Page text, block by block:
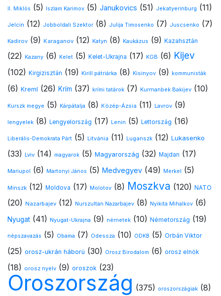
II. Miklós (5) Iszlam Karimov (5) Janukovics (51) Jekatyerinburg (11)
Jelcin (12) Jobboldali Szektor (8) Julija Timosenko (7) Juscsenko (7)
Kadirov (9) Karaganov (12) Katyn (8) Kaukázus (9) Kazahsztán
(22) Kazany (6) Kelet (5) Kelet-Ukrajna (17) KGB (6) Kijev
(102) Kirgizisztán (19) Kirill pátriárka (8) Kisinyov (9) kommunisták
(6) Kreml (26) Krím (37) krími tatárok (7) Kurmanbek Bakijev (10)
Kurszk megye (5) Kárpátalja (8) Közép-Ázsia (11) Lavrov (9)
lengyelek (8) Lengyelország (17) Lenin (5) Lettország (16)
Liberális-Demokrata Párt (5) Litvánia (11) Luganszk (12) Lukasenko
(33) Lviv (14) magyarok (5) Magyarország (32) Majdan (17)
Mariupol (6) Martonyi János (5) Medvegyev (49) Merkel (5)
Minszk (12) Moldova (17) Molotov (8) Moszkva (120) NATO
(20) Nazarbajev (12) Nurszultan Nazarbajev (8) Nyikita Mihalkov (6)
Nyugat (41) Nyugat-Ukrajna (9) németek (10) Németország (19)
népszavazás (5) Obama (7) Odessza (10) ODKB (5) Orbán Viktor
(25) orosz-ukrán háború (30) Orosz Birodalom (6) orosz elnök
(18) orosz nyelv (9) oroszok (23)
Oroszország (375) oroszországiak (8)